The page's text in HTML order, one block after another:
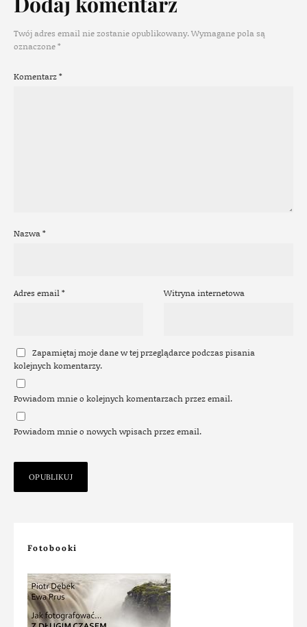
Twój adres email nie zostanie opublikowany.Wymagane pola są
oznaczone*
Komentarz*
Nazwa*
Adres email* Witryna internetowa
Zapamiętaj moje dane w tej przeglądarce podczas pisania
kolejnych komentarzy.
Powiadom mnie o kolejnych komentarzach przez email.
Powiadom mnie o nowych wpisach przez email.
Fotobooki